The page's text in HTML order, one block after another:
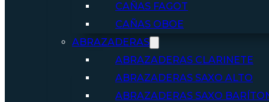
CAÑAS FAGOT
CAÑAS OBOE
ABRAZADERAS
ABRAZADERAS CLARINETE
ABRAZADERAS SAXO ALTO
ABRAZADERAS SAXO